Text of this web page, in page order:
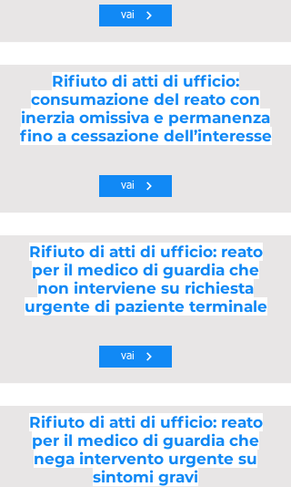
vai
Rifiuto di atti di ufficio:
consumazione del reato con
inerzia omissiva e permanenza
fino a cessazione dell’interesse
vai
Rifiuto di atti di ufficio: reato
per il medico di guardia che
non interviene su richiesta
urgente di paziente terminale
vai
Rifiuto di atti di ufficio: reato
per il medico di guardia che
nega intervento urgente su
sintomi gravi